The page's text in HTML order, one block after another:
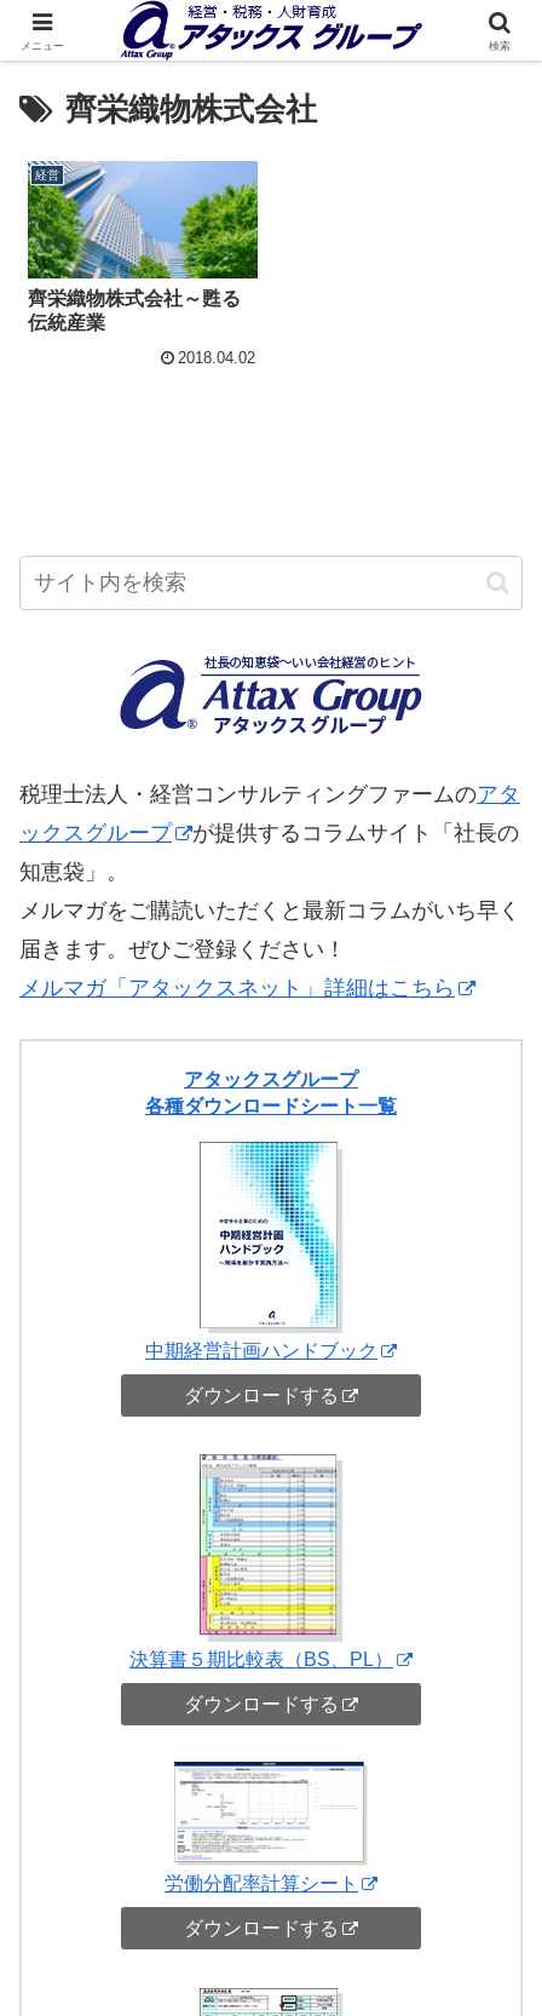
齊栄織物株式会社
経営
齊栄織物株式会社～甦る
伝統産業
2018.04.02
税理士法人・経営コンサルティングファームのアタ
ックスグループ
が提供するコラムサイト「社長の
知恵袋」。
メルマガをご購読いただくと最新コラムがいち早く
届きます。ぜひご登録ください！
メルマガ「アタックスネット」詳細はこちら
アタックスグループ
各種ダウンロードシート一覧
中期経営計画ハンドブック
ダウンロードする
決算書５期比較表（BS、PL）
ダウンロードする
労働分配率計算シート
ダウンロードする
メニュー 検索